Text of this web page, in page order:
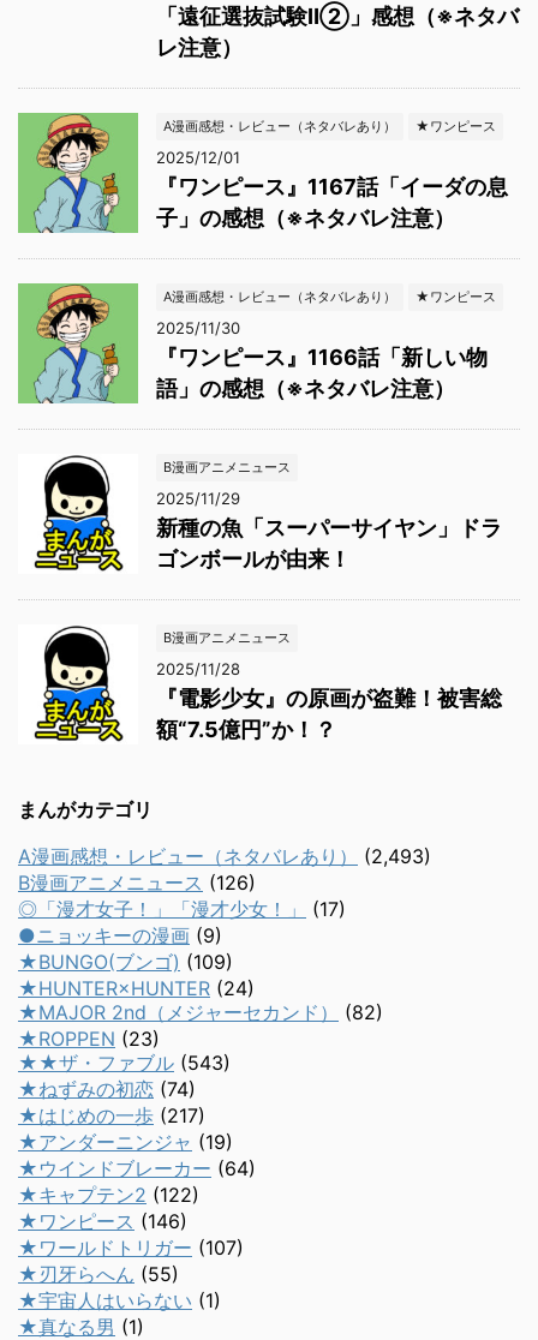
「遠征選抜試験Ⅱ②」感想（※ネタバ
レ注意）
A漫画感想・レビュー（ネタバレあり） ★ワンピース
2025/12/01
『ワンピース』1167話「イーダの息
子」の感想（※ネタバレ注意）
A漫画感想・レビュー（ネタバレあり） ★ワンピース
2025/11/30
『ワンピース』1166話「新しい物
語」の感想（※ネタバレ注意）
B漫画アニメニュース
2025/11/29
新種の魚「スーパーサイヤン」ドラ
ゴンボールが由来！
B漫画アニメニュース
2025/11/28
『電影少女』の原画が盗難！被害総
額“7.5億円”か！？
まんがカテゴリ
A漫画感想・レビュー（ネタバレあり）
(2,493)
B漫画アニメニュース (126)
◎「漫才女子！」「漫才少女！」
(17)
●ニョッキーの漫画 (9)
★BUNGO(ブンゴ) (109)
★HUNTER×HUNTER (24)
★MAJOR 2nd（メジャーセカンド）
(82)
★ROPPEN (23)
★★ザ・ファブル (543)
★ねずみの初恋 (74)
★はじめの一歩 (217)
★アンダーニンジャ (19)
★ウインドブレーカー (64)
★キャプテン2 (122)
★ワンピース (146)
★ワールドトリガー (107)
★刃牙らへん (55)
★宇宙人はいらない (1)
★真なる男 (1)